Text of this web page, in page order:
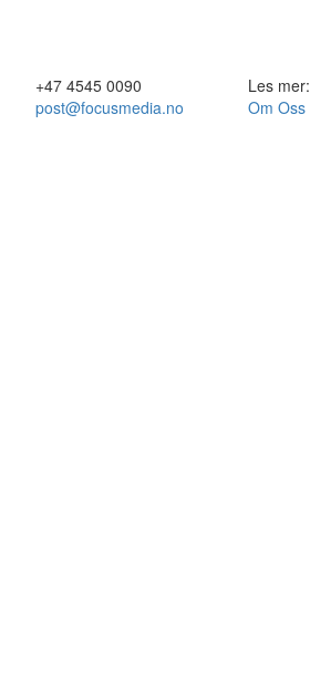
+47 4545 0090
post@focusmedia.no
Les mer:
Om Oss